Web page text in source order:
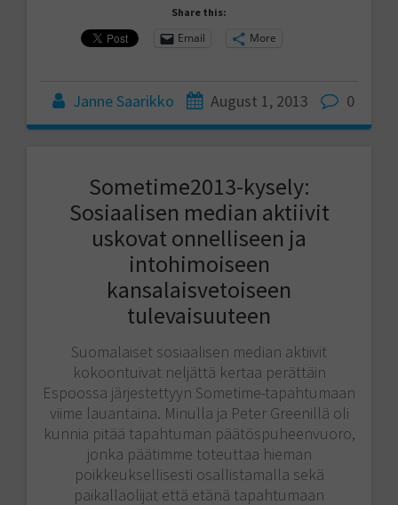
Share this:
Email More
Janne Saarikko August 1, 2013 0
Sometime2013-kysely:
Sosiaalisen median aktiivit
uskovat onnelliseen ja
intohimoiseen
kansalaisvetoiseen
tulevaisuuteen
Suomalaiset sosiaalisen median aktiivit
kokoontuivat neljättä kertaa perättäin
Espoossa järjestettyyn Sometime-tapahtumaan
viime lauantaina. Minulla ja Peter Greenillä oli
kunnia pitää tapahtuman päätöspuheenvuoro,
jonka päätimme toteuttaa hieman
poikkeuksellisesti osallistamalla sekä
paikallaolijat että etänä tapahtumaan